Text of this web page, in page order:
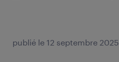
publié le 12 septembre 2025